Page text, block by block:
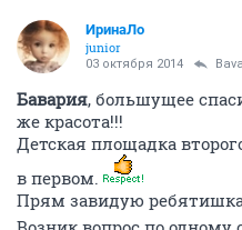
ИринаЛо
junior
03 октября 2014
Бавария, большущее
же красота!!!
Детская площадка
в первом.
Прям завидую